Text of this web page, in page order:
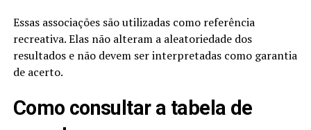
Essas associações são utilizadas como referência
recreativa. Elas não alteram a aleatoriedade dos
resultados e não devem ser interpretadas como garantia
de acerto.
Como consultar a tabela de